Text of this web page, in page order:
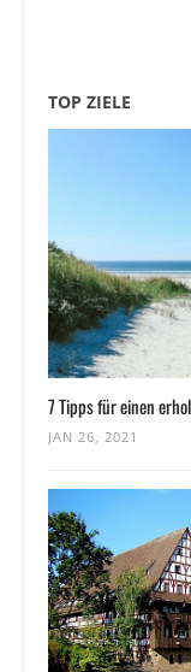
TOP ZIELE
7 Tipps für einen
JAN 26, 2021